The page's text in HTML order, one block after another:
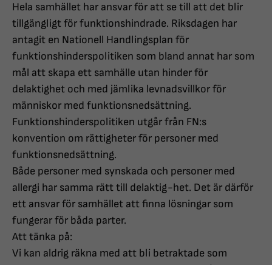
Hela samhället har ansvar för att se till att det blir
tillgängligt för funktionshindrade. Riksdagen har
antagit en Nationell Handlingsplan för
funktionshinderspolitiken som bland annat har som
mål att skapa ett samhälle utan hinder för
delaktighet och med jämlika levnadsvillkor för
människor med funktionsnedsättning.
Funktionshinderspolitiken utgår från FN:s
konvention om rättigheter för personer med
funktionsnedsättning.
Både personer med synskada och personer med
allergi har samma rätt till delaktig-het. Det är därför
ett ansvar för samhället att finna lösningar som
fungerar för båda parter.
Att tänka på:
Vi kan aldrig räkna med att bli betraktade som